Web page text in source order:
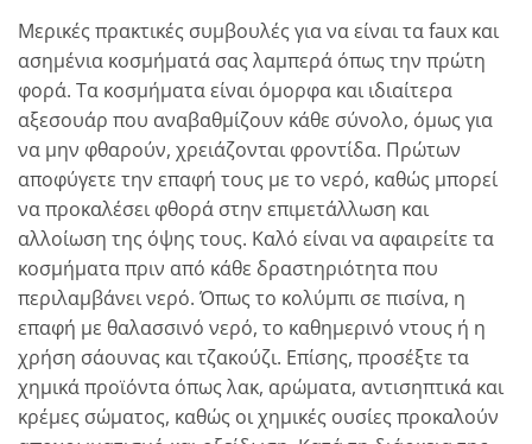
Μερικές πρακτικές συμβουλές για να είναι τα faux και
ασημένια κοσμήματά σας λαμπερά όπως την πρώτη
φορά. Τα κοσμήματα είναι όμορφα και ιδιαίτερα
αξεσουάρ που αναβαθμίζουν κάθε σύνολο, όμως για
να μην φθαρούν, χρειάζονται φροντίδα. Πρώτων
αποφύγετε την επαφή τους με το νερό, καθώς μπορεί
να προκαλέσει φθορά στην επιμετάλλωση και
αλλοίωση της όψης τους. Καλό είναι να αφαιρείτε τα
κοσμήματα πριν από κάθε δραστηριότητα που
περιλαμβάνει νερό. Όπως το κολύμπι σε πισίνα, η
επαφή με θαλασσινό νερό, το καθημερινό ντους ή η
χρήση σάουνας και τζακούζι. Επίσης, προσέξτε τα
χημικά προϊόντα όπως λακ, αρώματα, αντισηπτικά και
κρέμες σώματος, καθώς οι χημικές ουσίες προκαλούν